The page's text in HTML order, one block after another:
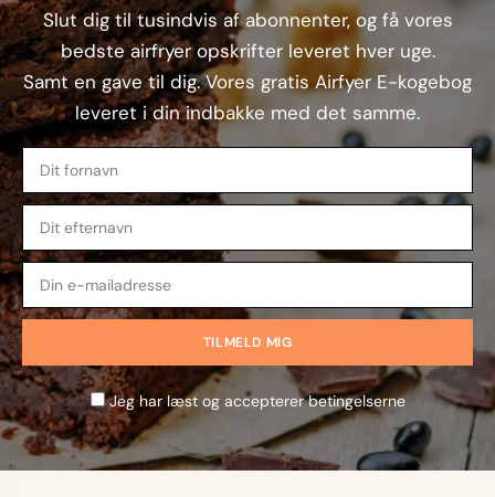
Slut dig til tusindvis af abonnenter, og få vores
bedste airfryer opskrifter leveret hver uge.
Samt en gave til dig. Vores gratis Airfyer E-kogebog
leveret i din indbakke med det samme.
Jeg har læst og accepterer betingelserne